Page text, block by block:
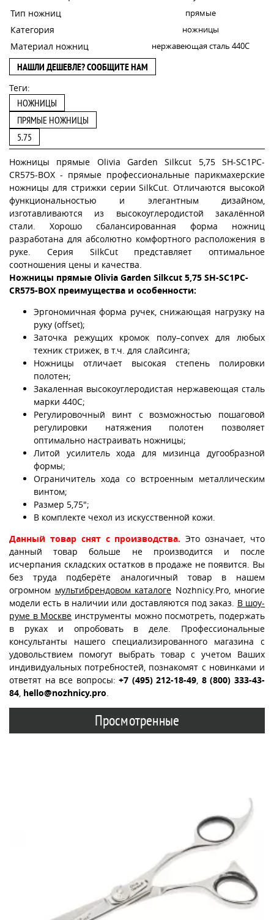
Тип ножниц прямые
Категория ножницы
Материал ножниц нержавеющая сталь 440C
НАШЛИ ДЕШЕВЛЕ? СООБЩИТЕ НАМ
Теги:
НОЖНИЦЫ
ПРЯМЫЕ НОЖНИЦЫ
5.75
Ножницы прямые Olivia Garden Silkcut 5,75 SH-SC1PC-
CR575-BOX - прямые профессиональные парикмахерские
ножницы для стрижки серии SilkCut. Отличаются высокой
функциональностью и элегантным дизайном,
изготавливаются из высокоуглеродистой закалённой
стали. Хорошо сбалансированная форма ножниц
разработана для абсолютно комфортного расположения в
руке. Серия SilkCut представляет оптимальное
соотношения цены и качества.
Ножницы прямые Olivia Garden Silkcut 5,75 SH-SC1PC-
CR575-BOX преимущества и особенности:
Эргономичная форма ручек, снижающая нагрузку на
руку (offset);
Заточка режущих кромок полу–convex для любых
техник стрижек, в т.ч. для слайсинга;
Ножницы отличает высокая степень полировки
полотен;
Закаленная высокоуглеродистая нержавеющая сталь
марки 440С;
Регулировочный винт с возможностью пошаговой
регулировки натяжения полотен позволяет
оптимально настраивать ножницы;
Литой усилитель хода для мизинца дугообразной
формы;
Ограничитель хода со встроенным металлическим
винтом;
Размер 5,75";
В комплекте чехол из искусственной кожи.
Данный товар снят с производства. Это означает, что
данный товар больше не производится и после
исчерпания складских остатков в продаже не появится. Вы
без труда подберёте аналогичный товар в нашем
огромном мультибрендовом каталоге Nozhnicy.Pro, многие
модели есть в наличии или доставляются под заказ. В шоу-
руме в Москве инструменты можно посмотреть, подержать
в руках и опробовать в деле. Профессиональные
консультанты нашего специализированного магазина с
удовольствием помогут выбрать товар с учетом Ваших
индивидуальных потребностей, познакомят с новинками и
ответят на все вопросы:+7 (495) 212-18-49 8 (800) 333-43-
84 hello@nozhnicy.pro
Просмотренные